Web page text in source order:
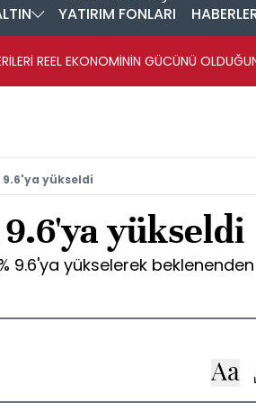
YATIRIM FONLARI
REEL EKONOMİNİN GÜCÜNÜ
9.6'ya yükseldi
yükseldi
9.6'ya yükselerek beklenenden